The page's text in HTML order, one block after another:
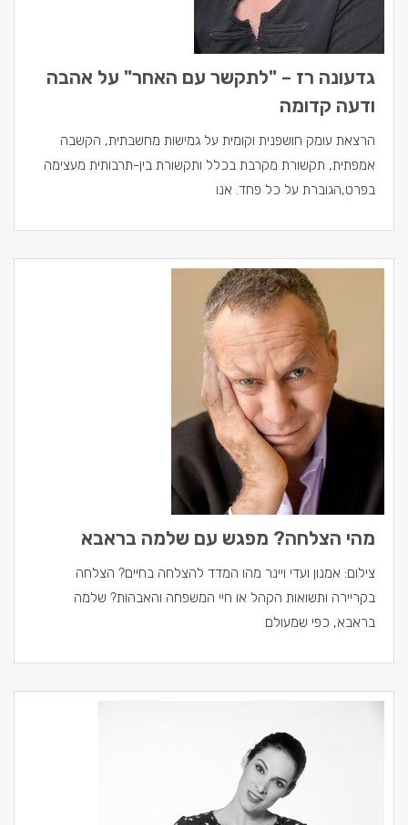
גדעונה רז – "לתקשר עם האחר" על אהבה
ודעה קדומה
הרצאת עומק חושפנית וקומית על גמישות מחשבתית, הקשבה
אמפתית, תקשורת מקרבת בכלל ותקשורת בין-תרבותית מעצימה
בפרט,הגוברת על כל פחד. אנו
מהי הצלחה? מפגש עם שלמה בראבא
צילום: אמנון ועדי ויינר מהו המדד להצלחה בחיים? הצלחה
בקריירה ותשואות הקהל או חיי המשפחה והאבהות? שלמה
בראבא, כפי שמעולם